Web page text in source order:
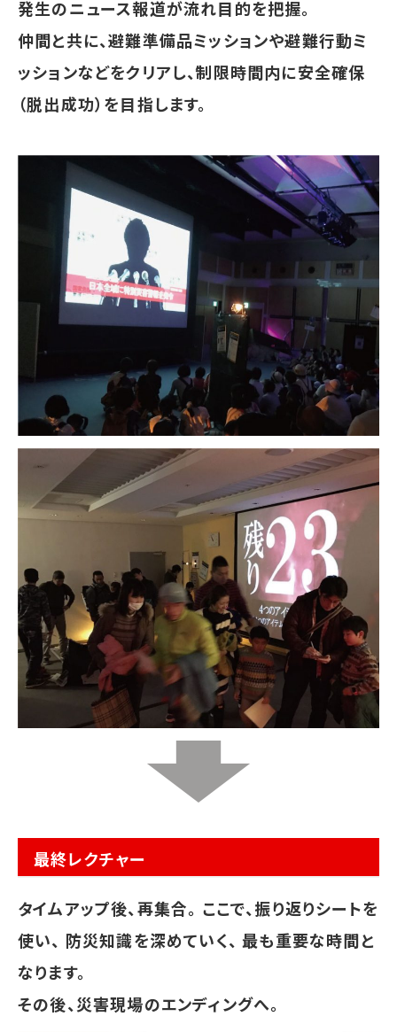
発生のニュース報道が流れ目的を把握。
仲間と共に、避難準備品ミッションや避難行動ミ
ッションなどをクリアし、制限時間内に安全確保
（脱出成功）を目指します。
最終レクチャー
タイムアップ後、再集合。 ここで、振り返りシートを
使い、 防災知識を深めていく、 最も重要な時間と
なります。
その後、災害現場のエンディングへ。